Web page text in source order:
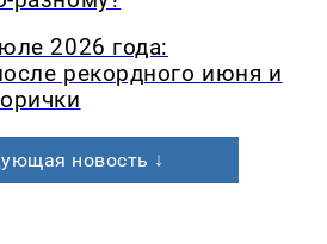
2026 года:
рекордного июня и
новость ↓